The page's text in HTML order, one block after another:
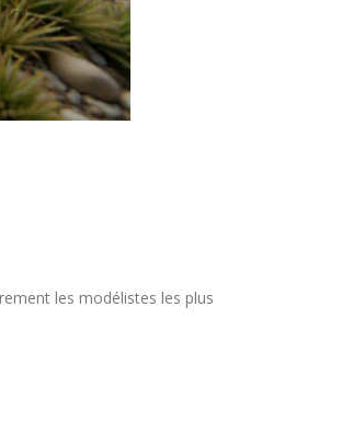
les modélistes les plus